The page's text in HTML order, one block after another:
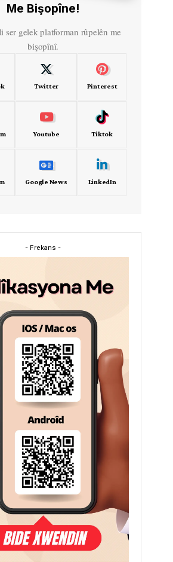
Me Bişopîne!
ser gelek platforman rûpelên me
bişopînî.
Twitter Pinterest
Youtube Tiktok
Google News LinkedIn
- Frekans -